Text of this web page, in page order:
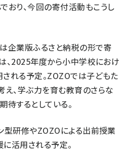
おり、今回の寄付活動もこうし
企業版ふるさと納税の形で寄
、2025年度から小中学校におけ
れる予定。ZOZOでは子どもた
え、学ぶ力を育む教育のさらな
待するとしている。
型研修やZOZOによる出前授業
活用される予定。